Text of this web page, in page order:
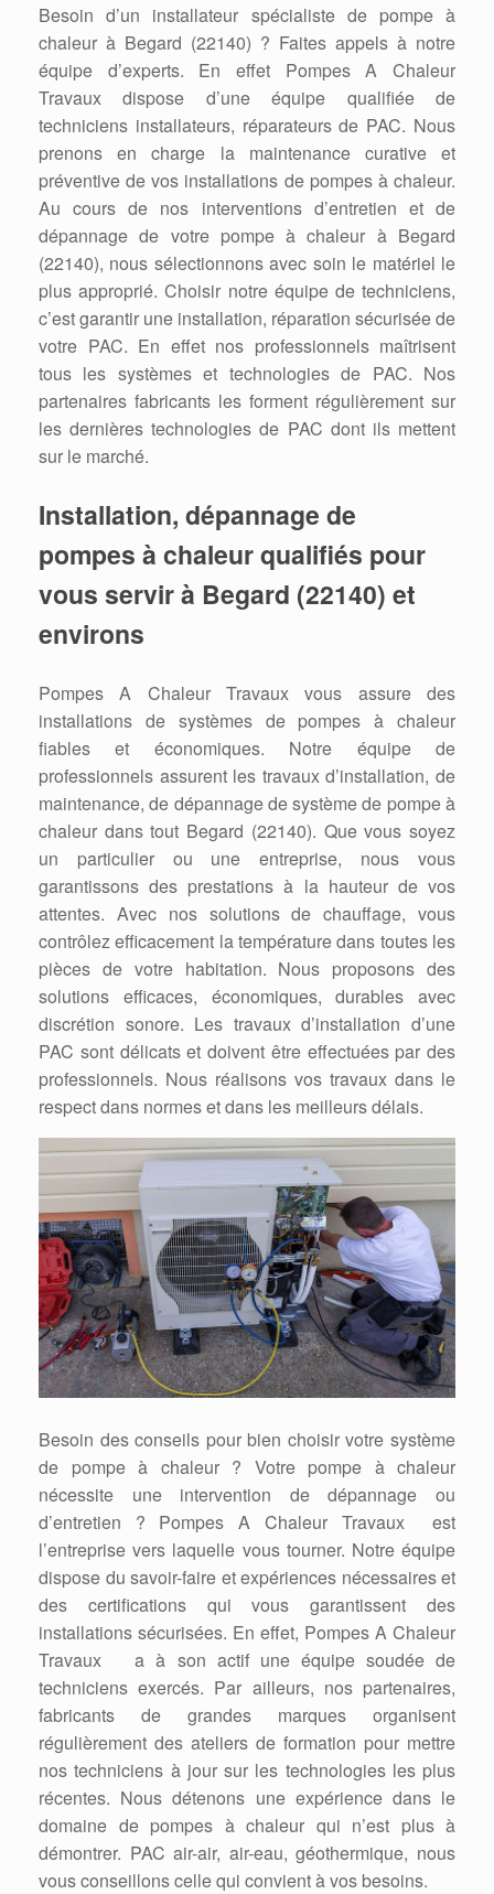
Besoin d’un installateur spécialiste de pompe à
chaleur à Begard (22140) ? Faites appels à notre
équipe d’experts. En effet Pompes A Chaleur
Travaux dispose d’une équipe qualifiée de
techniciens installateurs, réparateurs de PAC. Nous
prenons en charge la maintenance curative et
préventive de vos installations de pompes à chaleur.
Au cours de nos interventions d’entretien et de
dépannage de votre pompe à chaleur à Begard
(22140), nous sélectionnons avec soin le matériel le
plus approprié. Choisir notre équipe de techniciens,
c’est garantir une installation, réparation sécurisée de
votre PAC. En effet nos professionnels maîtrisent
tous les systèmes et technologies de PAC. Nos
partenaires fabricants les forment régulièrement sur
les dernières technologies de PAC dont ils mettent
sur le marché.
Installation, dépannage de
pompes à chaleur qualifiés pour
vous servir à Begard (22140) et
environs
Pompes A Chaleur Travaux vous assure des
installations de systèmes de pompes à chaleur
fiables et économiques. Notre équipe de
professionnels assurent les travaux d’installation, de
maintenance, de dépannage de système de pompe à
chaleur dans tout Begard (22140). Que vous soyez
un particulier ou une entreprise, nous vous
garantissons des prestations à la hauteur de vos
attentes. Avec nos solutions de chauffage, vous
contrôlez efficacement la température dans toutes les
pièces de votre habitation. Nous proposons des
solutions efficaces, économiques, durables avec
discrétion sonore. Les travaux d’installation d’une
PAC sont délicats et doivent être effectuées par des
professionnels. Nous réalisons vos travaux dans le
respect dans normes et dans les meilleurs délais.
Besoin des conseils pour bien choisir votre système
de pompe à chaleur ? Votre pompe à chaleur
nécessite une intervention de dépannage ou
d’entretien ? Pompes A Chaleur Travaux est
l’entreprise vers laquelle vous tourner. Notre équipe
dispose du savoir-faire et expériences nécessaires et
des certifications qui vous garantissent des
installations sécurisées. En effet, Pompes A Chaleur
Travaux a à son actif une équipe soudée de
techniciens exercés. Par ailleurs, nos partenaires,
fabricants de grandes marques organisent
régulièrement des ateliers de formation pour mettre
nos techniciens à jour sur les technologies les plus
récentes. Nous détenons une expérience dans le
domaine de pompes à chaleur qui n’est plus à
démontrer. PAC air-air, air-eau, géothermique, nous
vous conseillons celle qui convient à vos besoins.